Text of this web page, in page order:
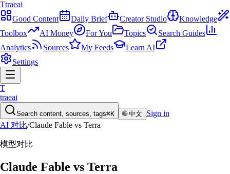
Ttraeai
Good Content
Daily Brief Creator Studio
Knowledge
Toolbox
AI Money For You Topics
Search Guides
Analytics
Sources My Feeds
Learn AI
Settings
T
traeai
Search content, sources, tags⌘K 🌐中文
Sign in
AI 对比/Claude Fable vs Terra
模型对比
Claude Fable vs Terra